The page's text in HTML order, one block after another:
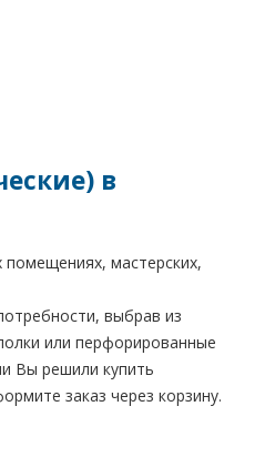
в
помещениях, мастерских,
выбрав из
или перфорированные
Вы решили купить
заказ через корзину.